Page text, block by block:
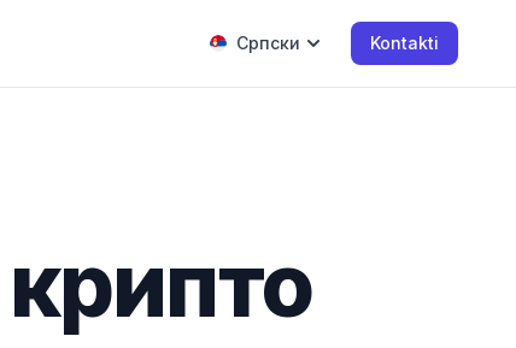
Српски Kontakti